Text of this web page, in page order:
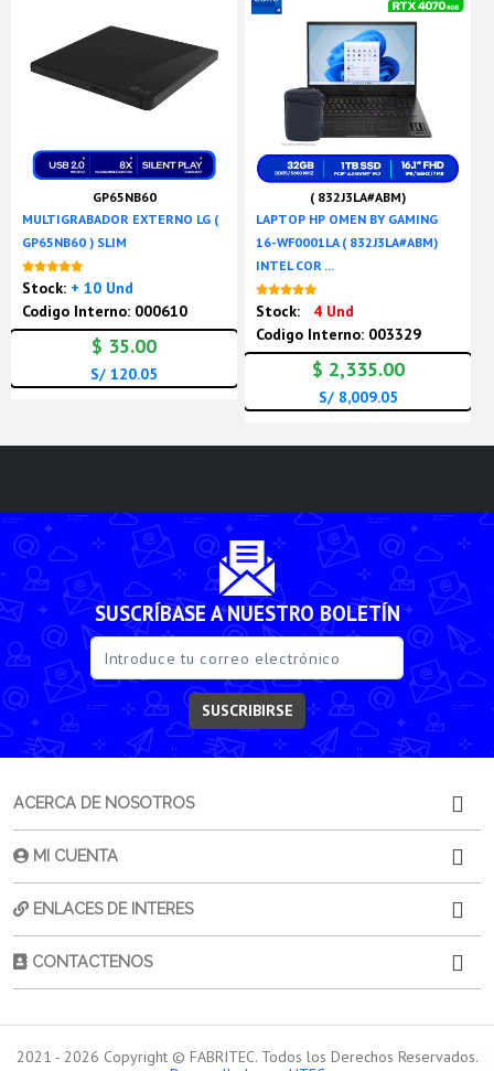
GP65NB60
MULTIGRABADOR EXTERNO LG (
GP65NB60 ) SLIM
Stock: + 10 Und
Codigo Interno: 000610
$ 35.00
S/ 120.05
( 832J3LA#ABM)
LAPTOP HP OMEN BY GAMING
16-WF0001LA ( 832J3LA#ABM)
INTEL COR ...
Stock:
4 Und
Codigo Interno: 003329
$ 2,335.00
S/ 8,009.05
SUSCRÍBASE A NUESTRO BOLETÍN
SUSCRIBIRSE
ACERCA DE NOSOTROS
MI CUENTA
ENLACES DE INTERES
CONTACTENOS
2021 - 2026 Copyright © FABRITEC. Todos los Derechos Reservados.